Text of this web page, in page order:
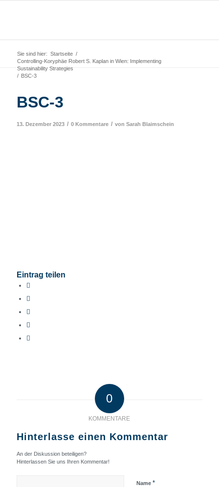
Sie sind hier: Startseite /
Controlling-Koryphäe Robert S. Kaplan in Wien: Implementing
Sustainability Strategies
/ BSC-3
BSC-3
13. Dezember 2023 / 0 Kommentare / von Sarah Blaimschein
Eintrag teilen
0
KOMMENTARE
Hinterlasse einen Kommentar
An der Diskussion beteiligen?
Hinterlassen Sie uns Ihren Kommentar!
Name *